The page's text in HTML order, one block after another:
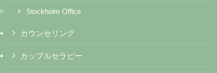
Stockholm Office
カウンセリング
カップルセラピー